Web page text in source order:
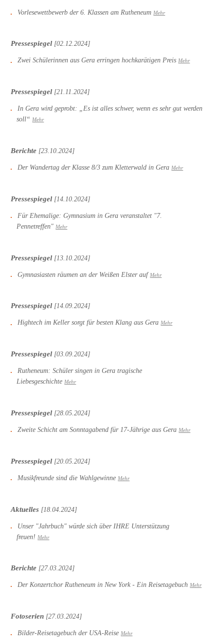
Vorlesewettbewerb der 6. Klassen am Rutheneum Mehr
Pressespiegel [02.12.2024]
Zwei Schülerinnen aus Gera erringen hochkarätigen Preis Mehr
Pressespiegel [21.11.2024]
In Gera wird geprobt: „Es ist alles schwer, wenn es sehr gut werden
soll“ Mehr
Berichte [23.10.2024]
Der Wandertag der Klasse 8/3 zum Kletterwald in Gera Mehr
Pressespiegel [14.10.2024]
Für Ehemalige: Gymnasium in Gera veranstaltet "7.
Pennetreffen" Mehr
Pressespiegel [13.10.2024]
Gymnasiasten räumen an der Weißen Elster auf Mehr
Pressespiegel [14.09.2024]
Hightech im Keller sorgt für besten Klang aus Gera Mehr
Pressespiegel [03.09.2024]
Rutheneum: Schüler singen in Gera tragische
Liebesgeschichte Mehr
Pressespiegel [28.05.2024]
Zweite Schicht am Sonntagabend für 17-Jährige aus Gera Mehr
Pressespiegel [20.05.2024]
Musikfreunde sind die Wahlgewinne Mehr
Aktuelles [18.04.2024]
Unser "Jahrbuch" würde sich über IHRE Unterstützung
freuen! Mehr
Berichte [27.03.2024]
Der Konzertchor Rutheneum in New York - Ein Reisetagebuch Mehr
Fotoserien [27.03.2024]
Bilder-Reisetagebuch der USA-Reise Mehr